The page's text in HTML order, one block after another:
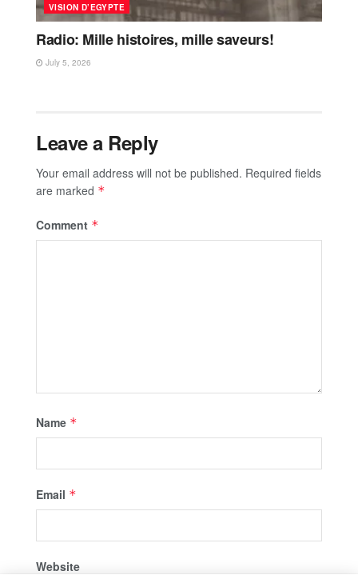
VISION D’EGYPTE
Radio: Mille histoires, mille saveurs!
July 5, 2026
Leave a Reply
Your email address will not be published. Required fields
are marked *
Comment *
Name *
Email *
Website